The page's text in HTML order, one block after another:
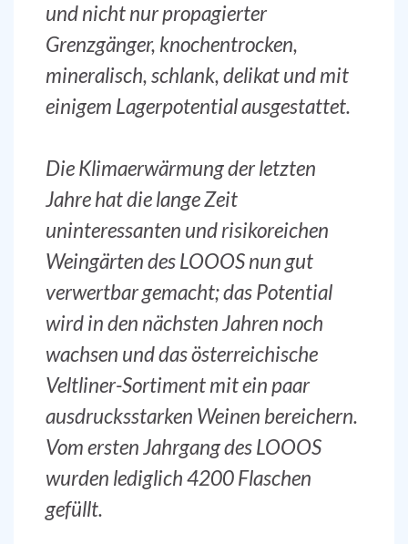
und nicht nur propagierter
Grenzgänger, knochentrocken,
mineralisch, schlank, delikat und mit
einigem Lagerpotential ausgestattet.
Die Klimaerwärmung der letzten
Jahre hat die lange Zeit
uninteressanten und risikoreichen
Weingärten des LOOOS nun gut
verwertbar gemacht; das Potential
wird in den nächsten Jahren noch
wachsen und das österreichische
Veltliner-Sortiment mit ein paar
ausdrucksstarken Weinen bereichern.
Vom ersten Jahrgang des LOOOS
wurden lediglich 4200 Flaschen
gefüllt.